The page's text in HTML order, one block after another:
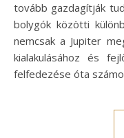
tovább gazdagítják
bolygók közötti
nemcsak a Jupiter
kialakulásához és
felfedezése óta